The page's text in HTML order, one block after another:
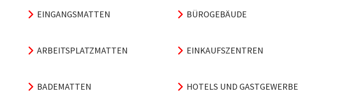
EINGANGSMATTEN
ARBEITSPLATZMATTEN
BADEMATTEN
BÜROGEBÄUDE
EINKAUFSZENTREN
HOTELS UND GASTGEWERBE